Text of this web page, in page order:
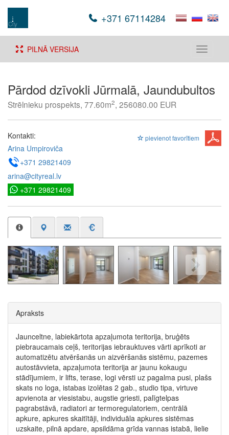
+371 67114284
Toggle
PILNĀ VERSIJA
Pārdod dzīvokli Jūrmalā, Jaundubultos
Strēlnieku prospekts, 77.60m2, 256080.00 EUR
pievienot favorītiem
Kontakti:
Arina Umpiroviča
+371 29821409
arina@cityreal.lv
+371 29821409
Apraksts
Jaunceltne, labiekārtota apzaļumota teritorija, bruģēts
piebraucamais ceļš, teritorijas iebrauktuves vārti aprīkoti ar
automatizētu atvēršanās un aizvēršanās sistēmu, pazemes
autostāvvieta, apzaļumota teritorija ar jaunu kokaugu
stādījumiem, ir lifts, terase, logi vērsti uz pagalma pusi, plašs
skats no loga, istabas izolētas 2 gab., studio tipa, virtuve
apvienota ar viesistabu, augstie griesti, palīgtelpas
pagrabstāvā, radiatori ar termoregulatoriem, centrālā
apkure, apkures skaitītāji, individuāla apkures sistēmas
uzskaite, pilnā apdare, apsildāma grīda vannas istabā, lielie